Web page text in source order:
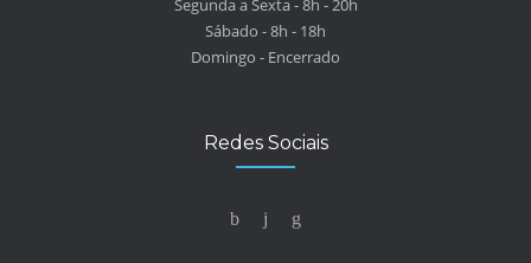
Segunda a Sexta - 8h - 20h
Sábado - 8h - 18h
Domingo - Encerrado
Redes Sociais